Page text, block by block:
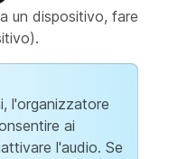
un dispositivo, fare
l'organizzatore
ai
l'audio. Se